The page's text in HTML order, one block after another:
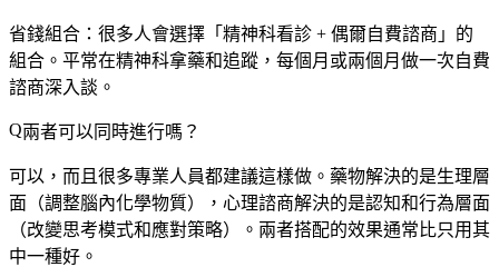
省錢組合 ：很多人會選擇「精神科看診 + 偶爾自費諮商」的
組合。平常在精神科拿藥和追蹤，每個月或兩個月做一次自費
諮商深入談。
兩者可以同時進行嗎？
可以，而且很多專業人員都建議這樣做。藥物解決的是生理層
面（調整腦內化學物質），心理諮商解決的是認知和行為層面
（改變思考模式和應對策略）。兩者搭配的效果通常比只用其
中一種好。